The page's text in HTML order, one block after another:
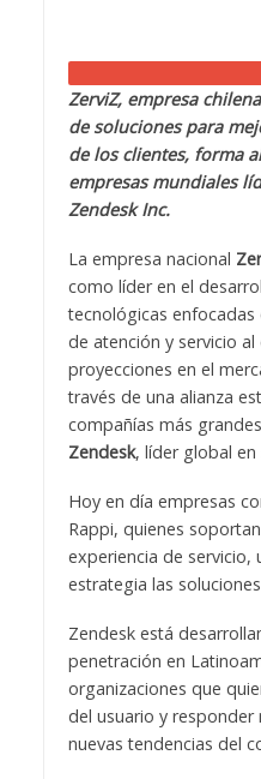
ZerviZ, empresa
de soluciones para
de los clientes, forma
empresas mundiales
Zendesk Inc.
La empresa nacional
como líder en el
tecnológicas
de atención y servicio
proyecciones en el
través de una alianza
compañías más
Zendesk, líder global en
Hoy en día empresas
Rappi, quienes
experiencia de servicio,
estrategia las
Zendesk está
penetración en
organizaciones que
del usuario y responder
nuevas tendencias del